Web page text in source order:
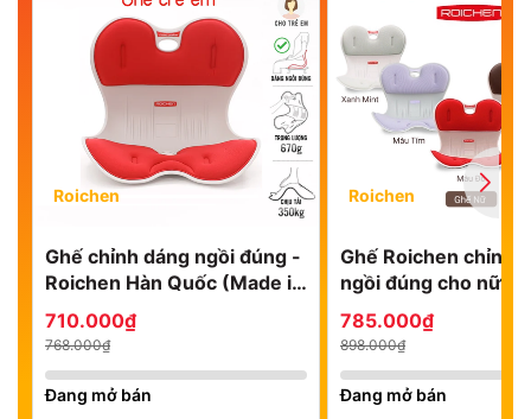
Roichen
Ghế chỉnh dáng ngồi đúng -
Roichen Hàn Quốc (Made in
Korea). Dùng cho Trẻ em
710.000₫
768.000₫
Đang mở bán
Roichen
Ghế Roichen chỉnh
ngồi đúng cho nữ,
nhựa lót nệm vải
785.000₫
898.000₫
Đang mở bán